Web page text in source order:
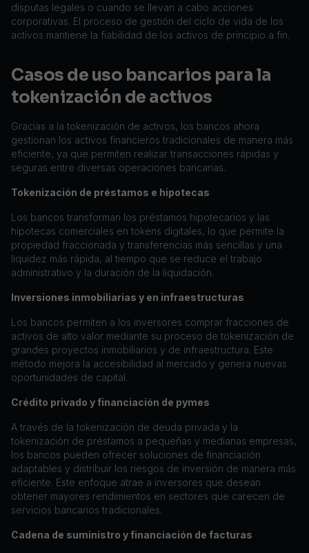
disputas legales o cuando se llevan a cabo acciones
corporativas. El proceso de gestión del ciclo de vida de los
activos mantiene la fiabilidad de los activos de principio a fin.
Casos de uso bancarios para la
tokenización de activos
Gracias a la tokenización de activos, los bancos ahora
gestionan los activos financieros tradicionales de manera más
eficiente, ya que permiten realizar transacciones rápidas y
seguras entre diversas operaciones bancarias.
Tokenización de préstamos e hipotecas
Los bancos transforman los préstamos hipotecarios y las
hipotecas comerciales en tokens digitales, lo que permite la
propiedad fraccionada y transferencias más sencillas y una
liquidez más rápida, al tiempo que se reduce el trabajo
administrativo y la duración de la liquidación.
Inversiones inmobiliarias y en infraestructuras
Los bancos permiten a los inversores comprar fracciones de
activos de alto valor mediante su proceso de tokenización de
grandes proyectos inmobiliarios y de infraestructura. Este
método mejora la accesibilidad al mercado y genera nuevas
oportunidades de capital.
Crédito privado y financiación de pymes
A través de la tokenización de deuda privada y la
tokenización de préstamos a pequeñas y medianas empresas,
los bancos pueden ofrecer soluciones de financiación
adaptables y distribuir los riesgos de inversión de manera más
eficiente. Este enfoque atrae a inversores que desean
obtener mayores rendimientos en sectores que carecen de
servicios bancarios tradicionales.
Cadena de suministro y financiación de facturas